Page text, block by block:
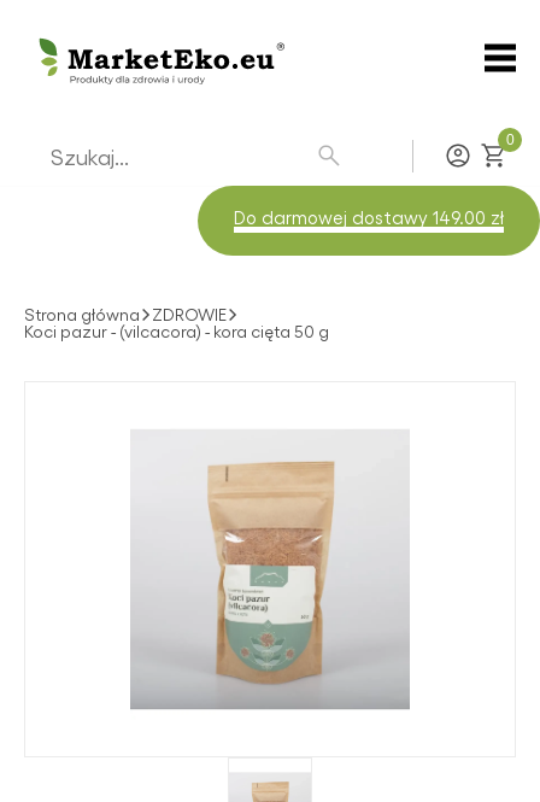
Zaloguj
0
Do darmowej dostawy 149.00 zł
Strona główna
ZDROWIE
Koci pazur - (vilcacora) - kora cięta 50 g